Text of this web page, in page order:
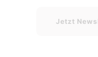
Jetzt